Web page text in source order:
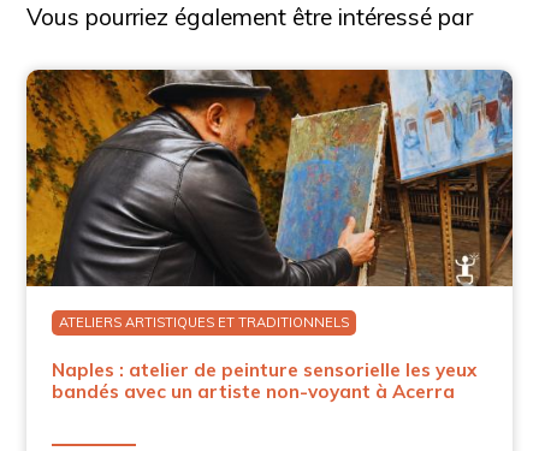
Vous pourriez également être intéressé par
ATELIERS ARTISTIQUES ET TRADITIONNELS
Naples : atelier de peinture sensorielle les yeux
bandés avec un artiste non-voyant à Acerra